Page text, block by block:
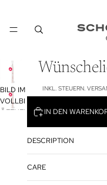
BILD IM
VOLLBILDMODUS
ÖFFNEN
INKL. STEUERN.
IN DEN
DESCRIPTION
CARE